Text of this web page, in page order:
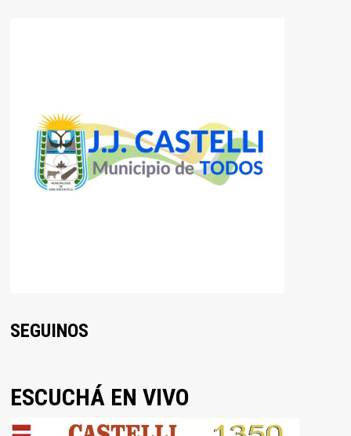
SEGUINOS
ESCUCHÁ EN VIVO